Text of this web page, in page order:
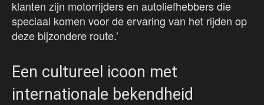
klanten zijn motorrijders en autoliefhebbers die
speciaal komen voor de ervaring van het rijden op
deze bijzondere route.’
Een cultureel icoon met
internationale bekendheid